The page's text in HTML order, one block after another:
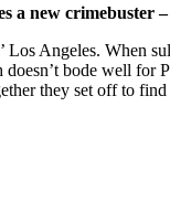
a new crimebuster –
Los Angeles. When
bode well for
they set off to